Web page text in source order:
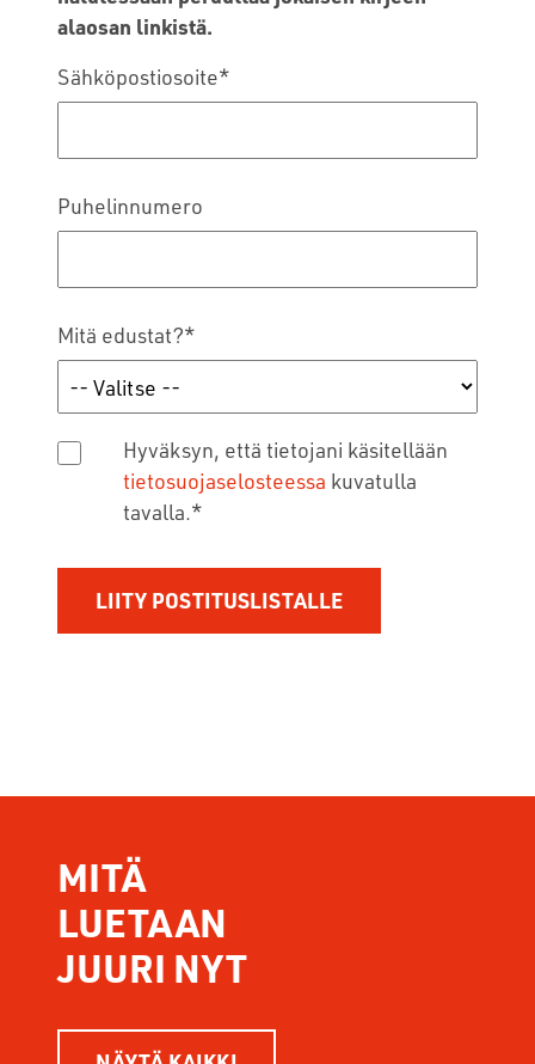
alaosan linkistä.
Sähköpostiosoite*
Puhelinnumero
Mitä edustat?*
Hyväksyn, että tietojani käsitellään
tietosuojaselosteessa kuvatulla
tavalla.*
MITÄ
LUETAAN
JUURI NYT